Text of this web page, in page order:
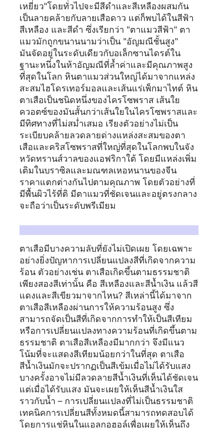
เหยี่ยว"โดยทั่วไปจะมีสีดำและสีเหลืองผสมกัน
เป็นลายคล้ายกับลายเสือดาว แต่ก็พบได้ในสีฟ้า
สีเหลือง และสีดำ ซึ่งเรียกว่า "ตาแมวสีฟ้า" ตา
แมวมักถูกขนานนามว่าเป็น "อัญมณีชั้นสูง"
มันจัดอยู่ในระดับเดียวกับอเล็กซานไดรต์ใน
ฐานะหนึ่งในห้าอัญมณีที่ล้ำค่าและมีคุณภาพสูง
ที่สุดในโลก หินตาแมวส่วนใหญ่ได้มาจากแหล่ง
สะสมไฮโดรเทอร์มอลและเส้นแร่เพ็กมาไทต์ หิน
ตาเสือเป็นชนิดหนึ่งของไครโซพราส เส้นใย
ควอตซ์ของมันสั้นกว่าเส้นใยในไครโซพราสและ
มีทิศทางที่ไม่สม่ำเสมอ เรียงตัวอย่างไม่เป็น
ระเบียบคล้ายลวดลายด่างแหล่งสะสมของตา
เสือและคริสโซพราสที่ใหญ่ที่สุดในโลกพบในจัง
หวัดทรานส์วาลของแอฟริกาใต้ โดยมีแหล่งเพิ่ม
เติมในบราซิลและมณฑลเหอหนานของจีน
ราคาแตกต่างกันไปตามคุณภาพ โดยตัวอย่างที่
มีพื้นผิวไร้ที่ติ มีตาแมวที่ชัดเจนและอยู่ตรงกลาง
จะถือว่าเป็นระดับพรีเมียม
ตาเสือมีบางความลับที่ยังไม่เปิดเผย โดยเฉพาะ
อย่างยิ่งปัญหาการเปลี่ยนแปลงสีที่เกิดจากความ
ร้อน ตัวอย่างเช่น ตาเสือเกิดขึ้นตามธรรมชาติ
เพียงสองสีเท่านั้น คือ สีเหลืองและสีน้ำเงิน แล้วสี
แดงและสีเขียวมาจากไหน? สีเหล่านี้ได้มาจาก
ตาเสือสีเหลืองผ่านการให้ความร้อนสูง ซึ่ง
สามารถจัดเป็นสีที่เกิดจากการทำให้เป็นสีเทียม
หรือการเปลี่ยนแปลงทางความร้อนที่เกิดขึ้นตาม
ธรรมชาติ ตาเสือสีเหลืองมีมากกว่า จึงมีแนว
โน้มที่จะแสดงสีเทียมน้อยกว่าในที่สุด ตาเสือ
สีน้ำเงินมักจะปรากฏเป็นสีเข้มเมื่อไม่ได้รับแสง
บางครั้งอาจไม่มีลวดลายสีน้ำเงินที่เห็นได้ชัดเจน
แต่เมื่อได้รับแสง มันจะเผยให้เห็นสีน้ำเงินใส
ราวกับน้ำ – การเปลี่ยนแปลงที่ไม่เป็นธรรมชาติ
เทคนิคการเปลี่ยนสีทั้งหมดนี้สามารถทดสอบได้
โดยการแช่หินในแอลกอฮอล์เพื่อเผยให้เห็นถึง